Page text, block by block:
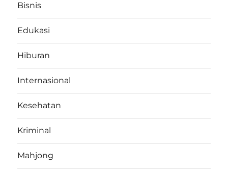
Bisnis
Edukasi
Hiburan
Internasional
Kesehatan
Kriminal
Mahjong